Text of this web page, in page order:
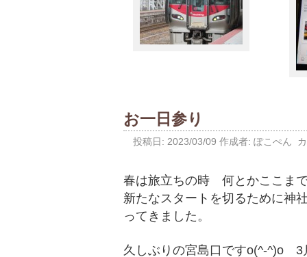
お一日参り
投稿日: 2023/03/09 作成者: ぽこぺん
春は旅立ちの時 何とかここま
新たなスタートを切るために神
ってきました。
久しぶりの宮島口ですo(^-^)o